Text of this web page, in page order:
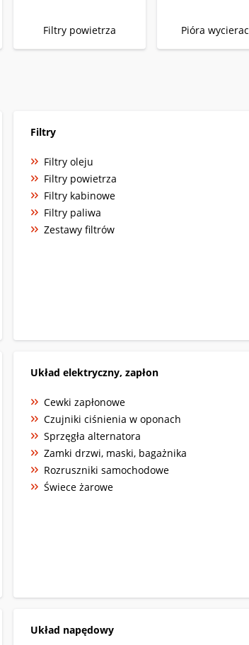
Filtry powietrza Pióra
Filtry
Filtry oleju
Filtry powietrza
Filtry kabinowe
Filtry paliwa
Zestawy filtrów
Układ elektryczny, zapłon
Cewki zapłonowe
Czujniki ciśnienia w oponach
Sprzęgła alternatora
Zamki drzwi, maski, bagażnika
Rozruszniki samochodowe
Świece żarowe
Układ napędowy